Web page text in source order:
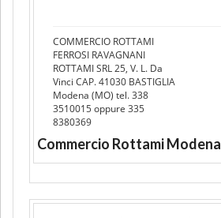
COMMERCIO ROTTAMI
FERROSI RAVAGNANI
ROTTAMI SRL 25, V. L. Da
Vinci CAP. 41030 BASTIGLIA
Modena (MO) tel. 338
3510015 oppure 335
8380369
Commercio Rottami Modena